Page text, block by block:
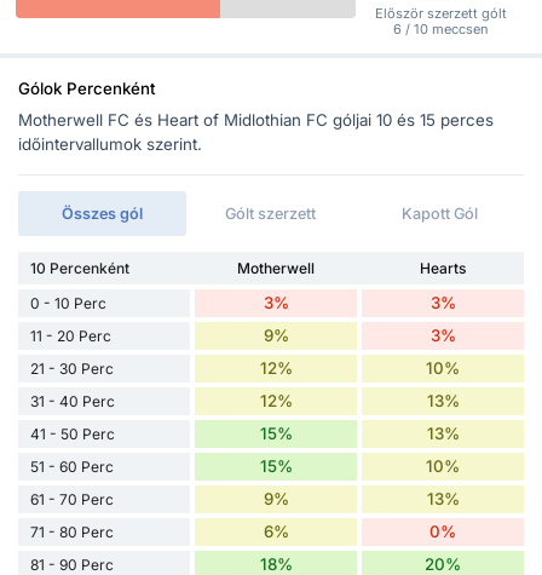
Először szerzett gólt
6 / 10 meccsen
Gólok Percenként
Motherwell FC és Heart of Midlothian FC góljai 10 és 15 perces
időintervallumok szerint.
Összes gól Gólt szerzett Kapott Gól
10 Percenként Motherwell
Hearts
0 - 10 Perc
3% 3%
11 - 20 Perc 9% 3%
21 - 30 Perc 12% 10%
31 - 40 Perc 12% 13%
41 - 50 Perc 15% 13%
51 - 60 Perc 15% 10%
61 - 70 Perc 9% 13%
71 - 80 Perc 6% 0%
81 - 90 Perc 18% 20%